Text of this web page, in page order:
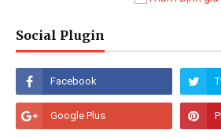
Social Plugin